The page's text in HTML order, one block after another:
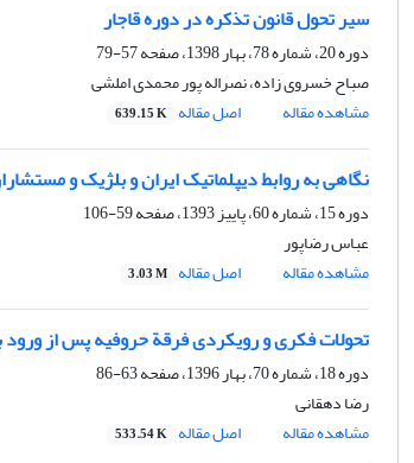
سیر تحول قانون تذکره در دوره قاجار
دوره 20، شماره 78، بهار 1398، صفحه
57-79
صباح خسروی زاده، نصراله پور محمدی املشی
مشاهده مقاله
اصل مقاله 639.15 K
نگاهی به روابط دیپلماتیک ایران و بلژیک و
دوره 15، شماره 60، پاییز 1393، صفحه
59-106
عباس رضاپور
مشاهده مقاله
اصل مقاله 3.03 M
تحولات فکری و رویکردی فرقة حروفیه پس از ورود
دوره 18، شماره 70، بهار 1396، صفحه
63-86
رضا دهقانی
مشاهده مقاله
اصل مقاله 533.54 K